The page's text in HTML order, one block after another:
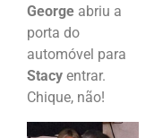
George abriu a
porta do
automóvel para
Stacy entrar.
Chique, não!